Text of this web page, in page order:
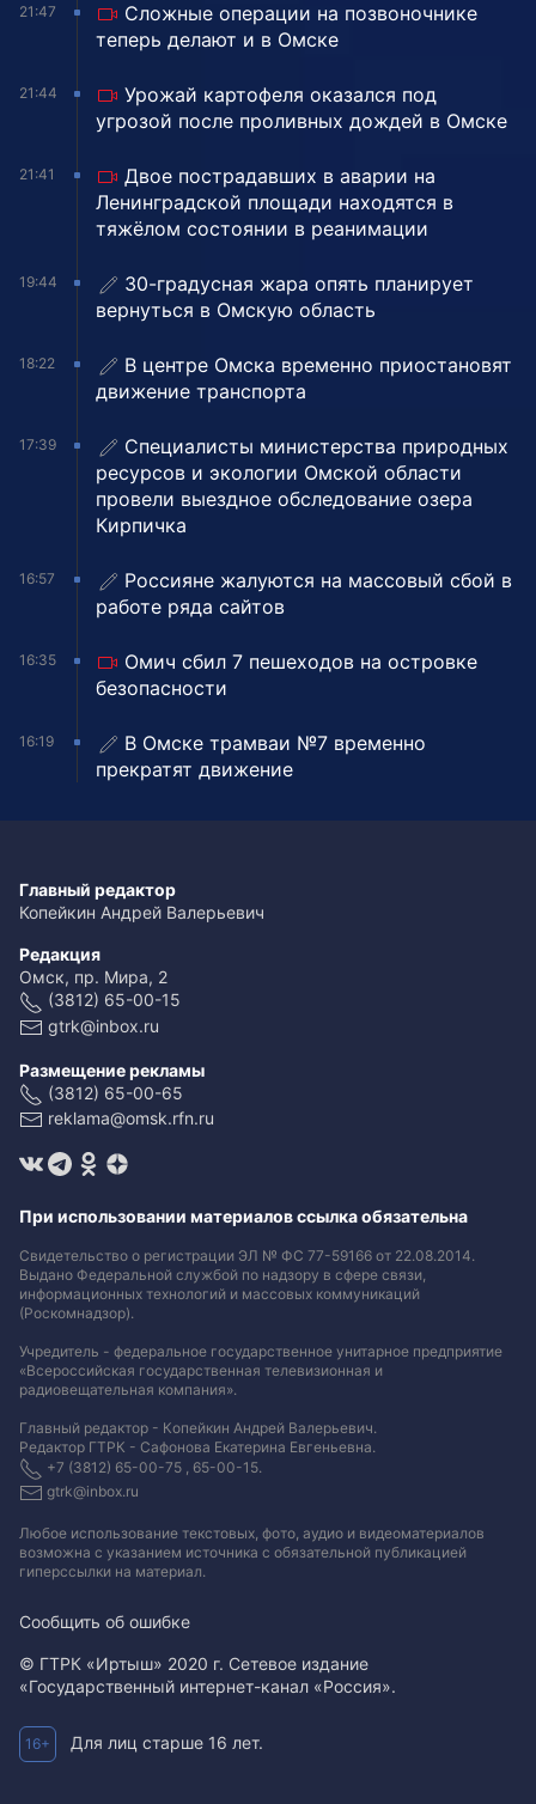
21:47
Сложные операции на позвоночнике
теперь делают и в Омске
21:44
Урожай картофеля оказался под
угрозой после проливных дождей в Омске
21:41
Двое пострадавших в аварии на
Ленинградской площади находятся в
тяжёлом состоянии в реанимации
19:44
30-градусная жара опять планирует
вернуться в Омскую область
18:22
В центре Омска временно приостановят
движение транспорта
17:39
Специалисты министерства природных
ресурсов и экологии Омской области
провели выездное обследование озера
Кирпичка
16:57
Россияне жалуются на массовый сбой в
работе ряда сайтов
16:35
Омич сбил 7 пешеходов на островке
безопасности
16:19
В Омске трамваи №7 временно
прекратят движение
Главный редактор
Копейкин Андрей Валерьевич
Редакция
Омск, пр. Мира, 2
(3812) 65-00-15
gtrk@inbox.ru
Размещение рекламы
(3812) 65-00-65
reklama@omsk.rfn.ru
При использовании материалов ссылка обязательна
Свидетельство о регистрации ЭЛ № ФС 77-59166 от 22.08.2014.
Выдано Федеральной службой по надзору в сфере связи,
информационных технологий и массовых коммуникаций
(Роскомнадзор).
Учредитель - федеральное государственное унитарное предприятие
«Всероссийская государственная телевизионная и
радиовещательная компания».
Главный редактор - Копейкин Андрей Валерьевич.
Редактор ГТРК - Сафонова Екатерина Евгеньевна.
+7 (3812) 65-00-75 , 65-00-15.
gtrk@inbox.ru
Любое использование текстовых, фото, аудио и видеоматериалов
возможна с указанием источника с обязательной публикацией
гиперссылки на материал.
Сообщить об ошибке
© ГТРК «Иртыш» 2020 г. Сетевое издание
«Государственный интернет-канал «Россия».
16+ Для лиц старше 16 лет.